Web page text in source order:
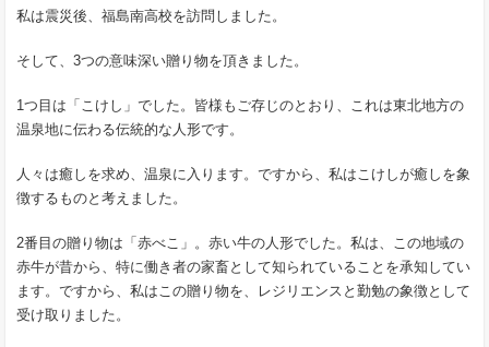
私は震災後、福島南高校を訪問しました。
そして、3つの意味深い贈り物を頂きました。
1つ目は「こけし」でした。皆様もご存じのとおり、これは東北地方の
温泉地に伝わる伝統的な人形です。
人々は癒しを求め、温泉に入ります。ですから、私はこけしが癒しを象
徴するものと考えました。
2番目の贈り物は「赤べこ」。赤い牛の人形でした。私は、この地域の
赤牛が昔から、特に働き者の家畜として知られていることを承知してい
ます。ですから、私はこの贈り物を、レジリエンスと勤勉の象徴として
受け取りました。